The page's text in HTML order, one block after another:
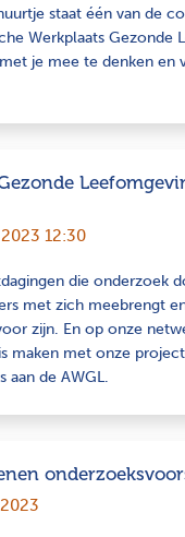
staat één van de
Werkplaats Gezonde
je mee te denken en
12:30
die onderzoek
met zich meebrengt
zijn. En op onze
maken met onze
aan de AWGL.